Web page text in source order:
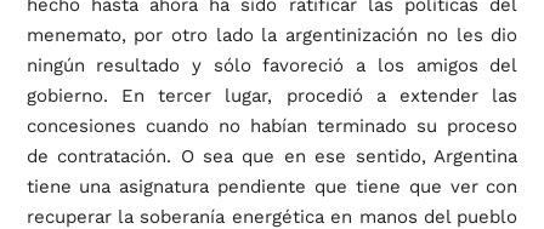
menemato, por otro lado la argentinización no les dio
ningún resultado y sólo favoreció a los amigos del
gobierno. En tercer lugar, procedió a extender las
concesiones cuando no habían terminado su proceso
de contratación. O sea que en ese sentido, Argentina
tiene una asignatura pendiente que tiene que ver con
recuperar la soberanía energética en manos del pueblo